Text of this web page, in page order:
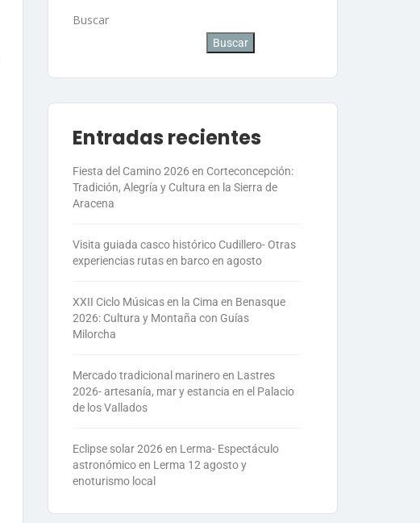
Buscar
Buscar
Entradas recientes
Fiesta del Camino 2026 en Corteconcepción:
Tradición, Alegría y Cultura en la Sierra de
Aracena
Visita guiada casco histórico Cudillero- Otras
experiencias rutas en barco en agosto
XXII Ciclo Músicas en la Cima en Benasque
2026: Cultura y Montaña con Guías
Milorcha
Mercado tradicional marinero en Lastres
2026- artesanía, mar y estancia en el Palacio
de los Vallados
Eclipse solar 2026 en Lerma- Espectáculo
astronómico en Lerma 12 agosto y
enoturismo local